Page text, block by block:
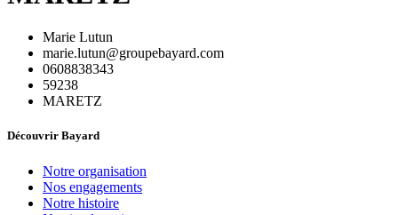
Marie Lutun
marie.lutun@groupebayard.com
0608838343
59238
MARETZ
Découvrir Bayard
Notre organisation
Nos engagements
Notre histoire